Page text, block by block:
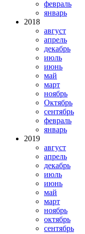
февраль
январь
2018
август
апрель
декабрь
июль
июнь
май
март
ноябрь
Октябрь
сентябрь
февраль
январь
2019
август
апрель
декабрь
июль
июнь
май
март
ноябрь
октябрь
сентябрь